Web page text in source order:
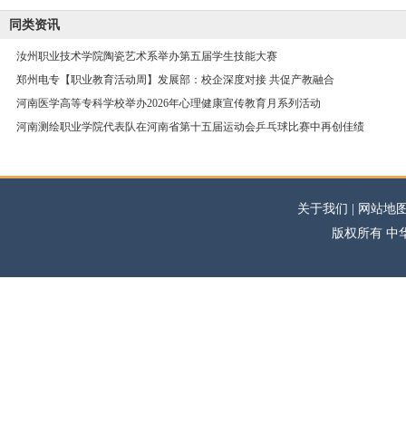
同类资讯
汝州职业技术学院陶瓷艺术系举办第五届学生技能大赛
郑州电专【职业教育活动周】发展部：校企深度对接 共促产教融合
河南医学高等专科学校举办2026年心理健康宣传教育月系列活动
河南测绘职业学院代表队在河南省第十五届运动会乒乓球比赛中再创佳绩
关于我们 | 网站地
版权所有 中